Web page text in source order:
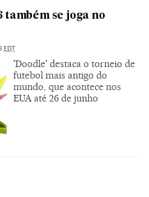
também se joga no
EDT
'Doodle' destaca o torneio de
futebol mais antigo do
mundo, que acontece nos
EUA até 26 de junho